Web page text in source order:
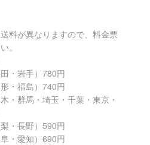
料が異なりますので、料金票
。
・岩手）780円
・福島）740円
・群馬・埼玉・千葉・東京・
・長野）590円
・愛知）690円